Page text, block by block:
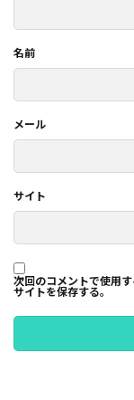
名前
メール
サイト
次回のコメントで使用
サイトを保存する。